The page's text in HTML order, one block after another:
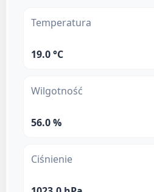
Temperatura
19.0 °C
Wilgotność
56.0 %
Ciśnienie